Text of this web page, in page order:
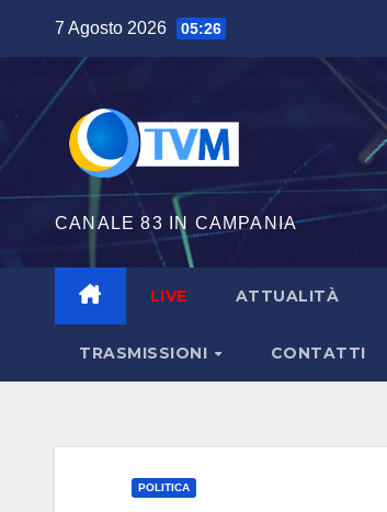
contenuto
7 Agosto 2026 05:26
CANALE 83 IN CAMPANIA
LIVE ATTUALITÀ
TRASMISSIONI CONTATTI
POLITICA